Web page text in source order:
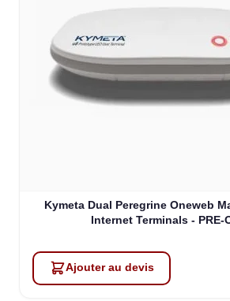
Kymeta Dual Peregrine Oneweb
Internet Terminals - PRE-
Ajouter au devis